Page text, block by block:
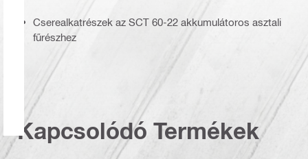
Cserealkatrészek az SCT 60-22 akkumulátoros asztali
fűrészhez
Kapcsolódó Termékek